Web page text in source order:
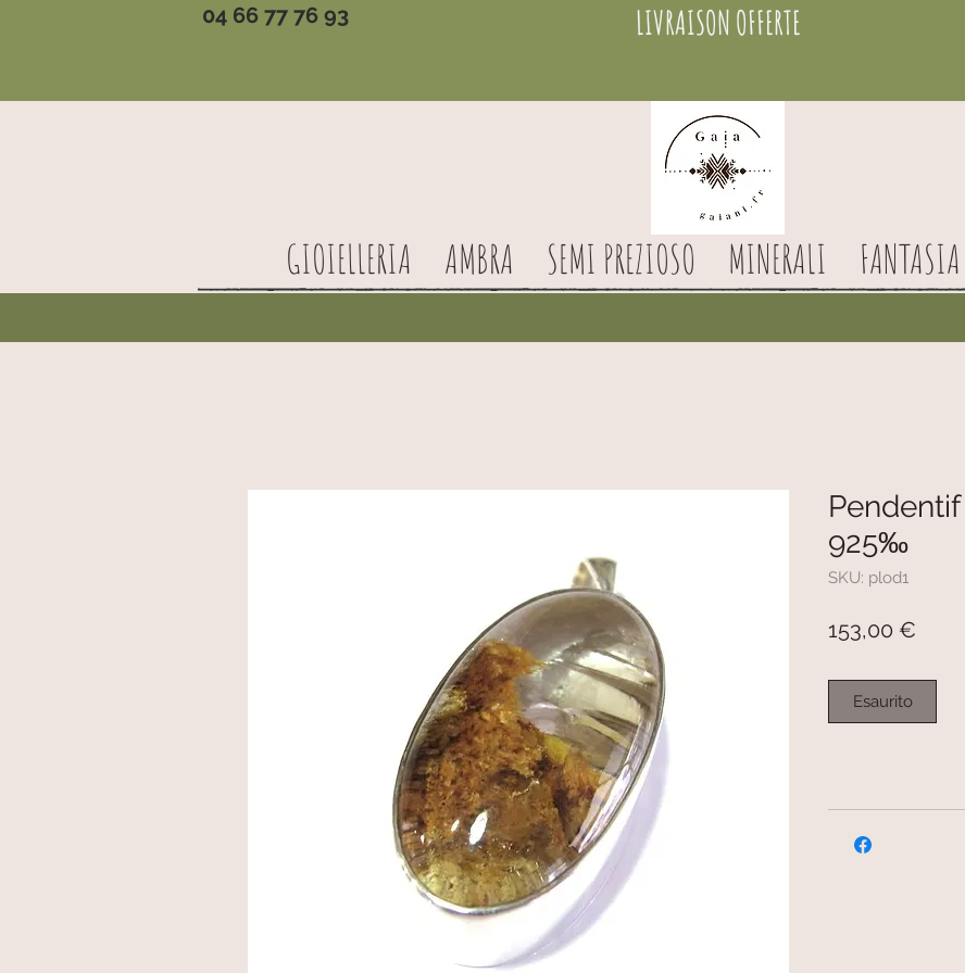
04 66 77 76 93 LIVRAISON OFFERTE
GIOIELLERIA AMBRA SEMI PREZIOSO MINERALI FANTASIA
925‰
SKU: plod1
153,00 €
Esaurito